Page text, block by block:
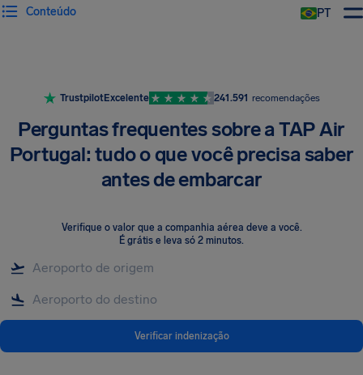
PT
Conteúdo
TrustpilotExcelente 241.591 recomendações
Perguntas frequentes sobre a TAP Air
Portugal: tudo o que você precisa saber
antes de embarcar
Verifique o valor que a companhia aérea deve a você.
É grátis e leva só 2 minutos.
Verificar indenização